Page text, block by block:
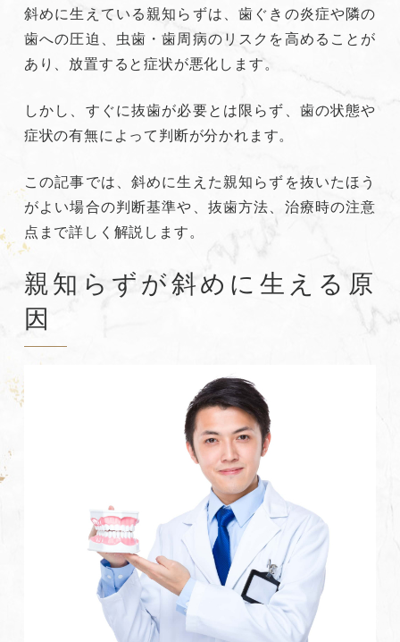
斜めに生えている親知らずは、歯ぐきの炎症や隣の
歯への圧迫、虫歯・歯周病のリスクを高めることが
あり、放置すると症状が悪化します。
しかし、すぐに抜歯が必要とは限らず、歯の状態や
症状の有無によって判断が分かれます。
この記事では、斜めに生えた親知らずを抜いたほう
がよい場合の判断基準や、抜歯方法、治療時の注意
点まで詳しく解説します。
親知らずが斜めに生える原
因